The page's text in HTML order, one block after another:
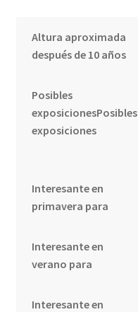
Altura aproximada
después de 10 años
Posibles
exposicionesPosibles
exposiciones
Interesante en
primavera para
Interesante en
verano para
Interesante en